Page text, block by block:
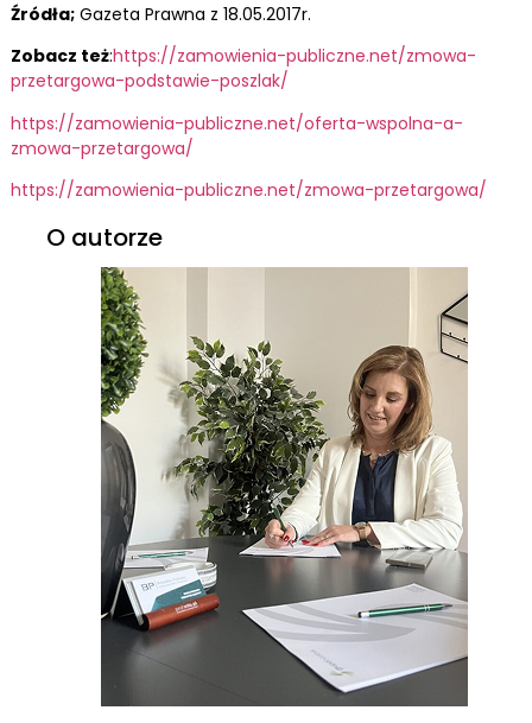
Źródła;Gazeta Prawna z 18.05.2017r.
Zobacz też:https://zamowienia-publiczne.net/zmowa-
przetargowa-podstawie-poszlak/
https://zamowienia-publiczne.net/oferta-wspolna-a-
zmowa-przetargowa/
https://zamowienia-publiczne.net/zmowa-przetargowa/
O autorze